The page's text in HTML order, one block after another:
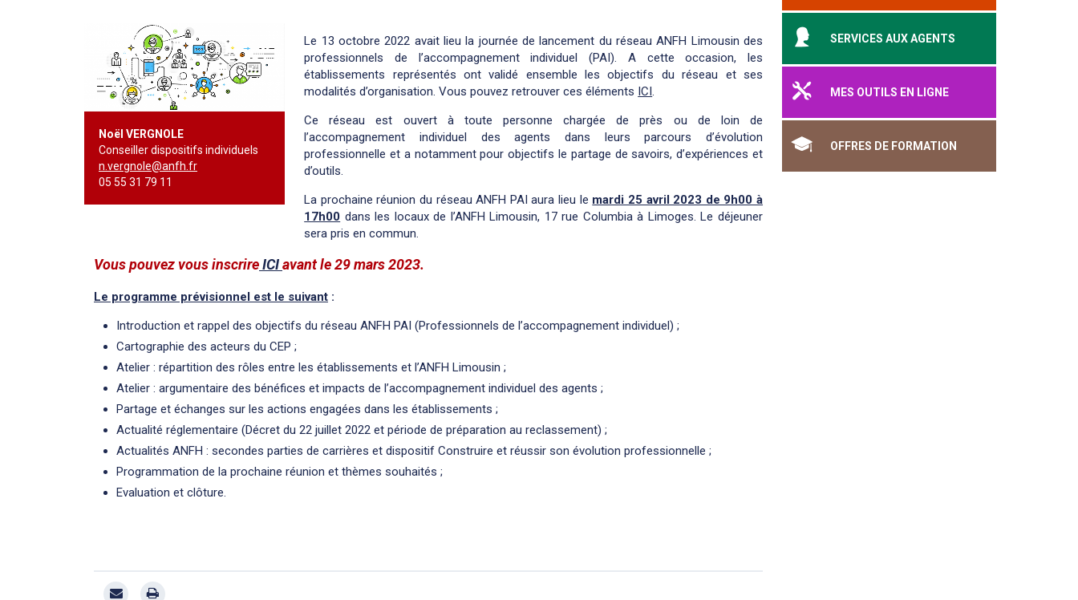
SERVICES AUX AGENTS
MES OUTILS EN LIGNE
OFFRES DE FORMATION
Noël VERGNOLE
Conseiller dispositifs individuels
n.vergnole@anfh.fr
05 55 31 79 11
Le 13 octobre 2022 avait lieu la journée de lancement du réseau ANFH Limousin des
professionnels de l’accompagnement individuel (PAI). A cette occasion, les
établissements représentés ont validé ensemble les objectifs du réseau et ses
modalités d’organisation. Vous pouvez retrouver ces éléments ICI.
Ce réseau est ouvert à toute personne chargée de près ou de loin de
l’accompagnement individuel des agents dans leurs parcours d’évolution
professionnelle et a notamment pour objectifs le partage de savoirs, d’expériences et
d’outils.
La prochaine réunion du réseau ANFH PAI aura lieu le mardi 25 avril 2023 de 9h00 à
17h00 dans les locaux de l’ANFH Limousin, 17 rue Columbia à Limoges. Le déjeuner
sera pris en commun.
Vous pouvez vous inscrireICIavant le 29 mars 2023.
Le programme prévisionnel est le suivant :
Introduction et rappel des objectifs du réseau ANFH PAI (Professionnels de l’accompagnement individuel) ;
Cartographie des acteurs du CEP ;
Atelier : répartition des rôles entre les établissements et l’ANFH Limousin ;
Atelier : argumentaire des bénéfices et impacts de l’accompagnement individuel des agents ;
Partage et échanges sur les actions engagées dans les établissements ;
Actualité réglementaire (Décret du 22 juillet 2022 et période de préparation au reclassement) ;
Actualités ANFH : secondes parties de carrières et dispositif Construire et réussir son évolution professionnelle ;
Programmation de la prochaine réunion et thèmes souhaités ;
Evaluation et clôture.